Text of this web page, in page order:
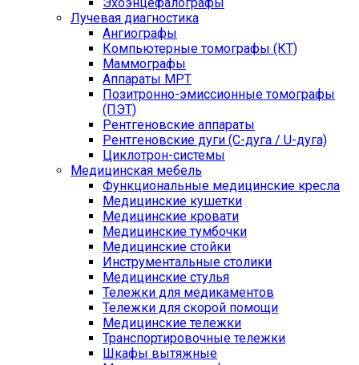
Лучевая диагностика
Ангиографы
Компьютерные томографы (КТ)
Маммографы
Аппараты МРТ
Позитронно-эмиссионные томографы
(ПЭТ)
Рентгеновские аппараты
Рентгеновские дуги (С-дуга / U-дуга)
Циклотрон-системы
Медицинская мебель
Функциональные медицинские кресла
Медицинские кушетки
Медицинские кровати
Медицинские тумбочки
Медицинские стойки
Инструментальные столики
Медицинские стулья
Тележки для медикаментов
Тележки для скорой помощи
Медицинские тележки
Транспортировочные тележки
Шкафы вытяжные